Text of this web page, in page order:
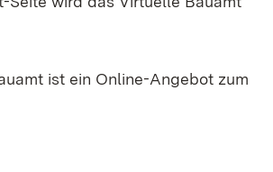
ist ein Online-Angebot zum